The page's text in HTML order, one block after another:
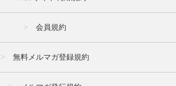
会員規約
無料メルマガ登録規約